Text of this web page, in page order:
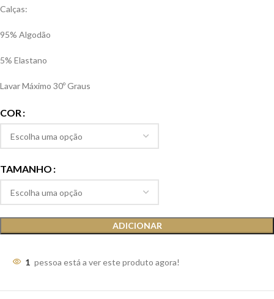
Calças:
95% Algodão
5% Elastano
Lavar Máximo 30º Graus
COR
TAMANHO
ADICIONAR
1 pessoa está a ver este produto agora!